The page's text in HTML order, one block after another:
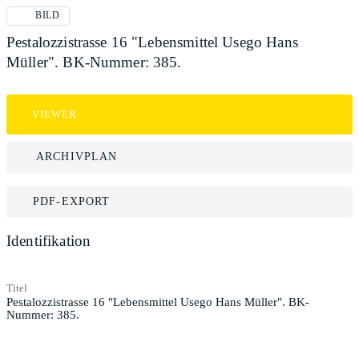
BILD
Pestalozzistrasse 16 "Lebensmittel Usego Hans
Müller". BK-Nummer: 385.
VIEWER
ARCHIVPLAN
PDF-EXPORT
Identifikation
Titel
Pestalozzistrasse 16 "Lebensmittel Usego Hans Müller". BK-
Nummer: 385.